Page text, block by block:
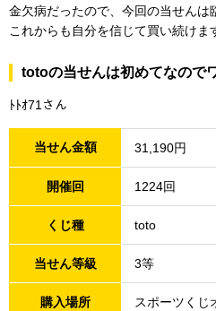
金欠病だったので、今回の当せんは
これからも自分を信じて買い続けま
totoの当せんは初めてなので
ﾄﾄｵ71さん
当せん金額 31,190円
開催回 1224回
くじ種 toto
当せん等級 3等
購入場所 スポーツくじ